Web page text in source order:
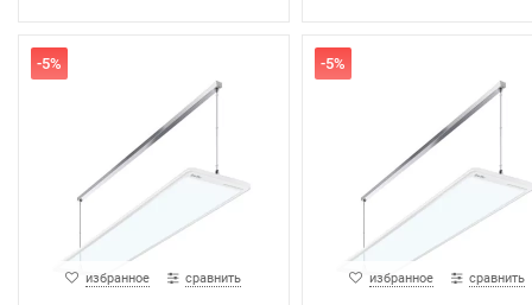
-5%
избранное сравнить
-5%
избранное сравнить